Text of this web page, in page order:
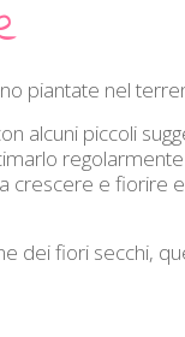
piantate nel
alcuni piccoli
e fiorire
dei fiori secchi,